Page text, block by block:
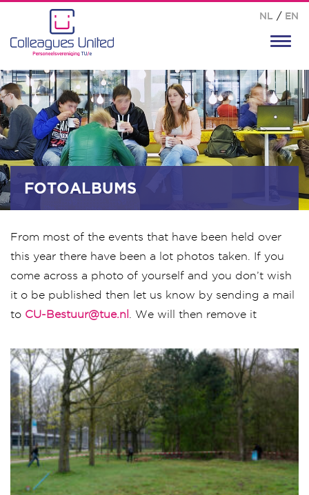
NL / EN
FOTOALBUMS
From most of the events that have been held over
this year there have been a lot photos taken. If you
come across a photo of yourself and you don’t wish
it o be published then let us know by sending a mail
to CU-Bestuur@tue.nl . We will then remove it